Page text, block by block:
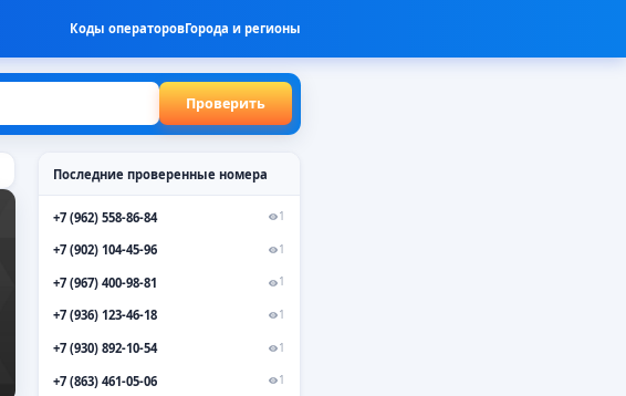
Коды операторовГорода и регионы
Проверить
Последние проверенные номера
+7 (962) 558-86-84 1
+7 (902) 104-45-96 1
+7 (967) 400-98-81 1
+7 (936) 123-46-18 1
+7 (930) 892-10-54 1
+7 (863) 461-05-06 1